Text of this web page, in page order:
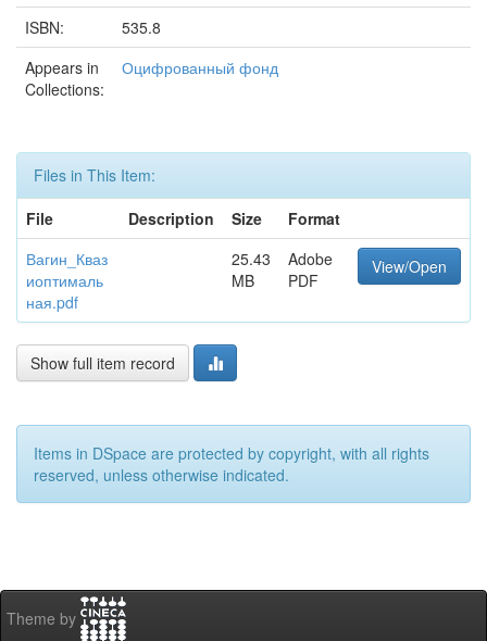
ISBN:
535.8
Appears in
Collections:
Оцифрованный фонд
Files in This Item:
File
Description Size
Format
Вагин_Кваз
иоптималь
ная.pdf
25.43
MB
Adobe
PDF
View/Open
Show full item record
Items in DSpace are protected by copyright, with all rights
reserved, unless otherwise indicated.
Theme by